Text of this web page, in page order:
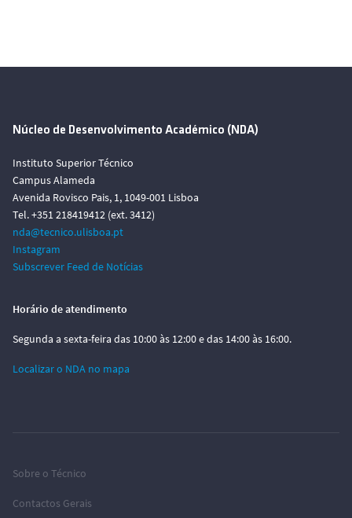
Núcleo de Desenvolvimento Académico (NDA)
Instituto Superior Técnico
Campus Alameda
Avenida Rovisco Pais, 1, 1049-001 Lisboa
Tel. +351 218419412 (ext. 3412)
nda@tecnico.ulisboa.pt
Instagram
Subscrever Feed de Notícias
Horário de atendimento
Segunda a sexta-feira das 10:00 às 12:00 e das 14:00 às 16:00.
Localizar o NDA no mapa
Sobre o Técnico
Contactos Gerais